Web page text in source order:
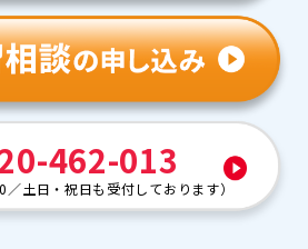
462-013
／土日・祝日も受付しております）